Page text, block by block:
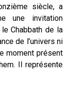
siècle, a
une invitation
le Chabbath de la
de l’univers ni
moment présent
Il représente